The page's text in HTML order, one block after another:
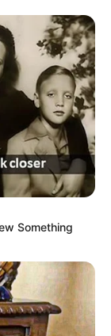
Something